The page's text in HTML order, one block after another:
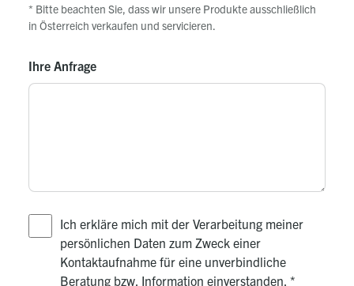
* Bitte beachten Sie, dass wir unsere Produkte ausschließlich
in Österreich verkaufen und servicieren.
Ihre Anfrage
Ich erkläre mich mit der Verarbeitung meiner
persönlichen Daten zum Zweck einer
Kontaktaufnahme für eine unverbindliche
Beratung bzw. Information einverstanden. *